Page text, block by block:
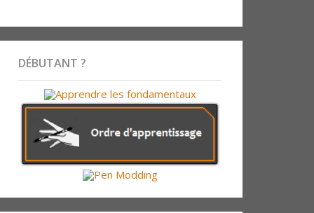
DÉBUTANT ?